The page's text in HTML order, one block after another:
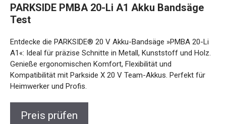
PARKSIDE PMBA 20-Li A1 Akku Bandsäge
Test
Entdecke die PARKSIDE® 20 V Akku-Bandsäge »PMBA 20-Li
A1«: Ideal für präzise Schnitte in Metall, Kunststoff und Holz.
Genieße ergonomischen Komfort, Flexibilität und
Kompatibilität mit Parkside X 20 V Team-Akkus. Perfekt für
Heimwerker und Profis.
Preis prüfen